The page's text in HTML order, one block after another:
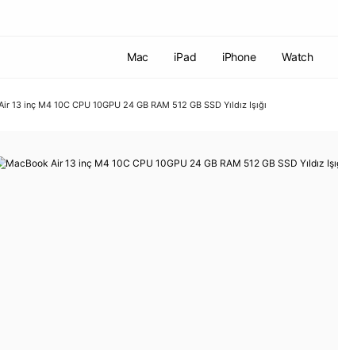
Mac iPad iPhone Watch
13 inç M4 10C CPU 10GPU 24 GB RAM 512 GB SSD Yıldız Işığı